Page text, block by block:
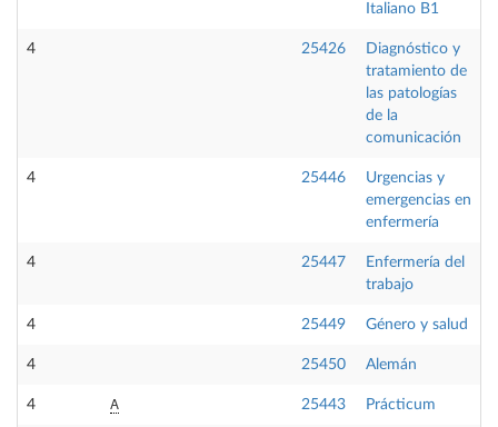
Italiano B1
4 25426
Diagnóstico y
tratamiento de
las patologías
de la
comunicación
4 25446
Urgencias y
emergencias en
enfermería
4 25447
Enfermería del
trabajo
4 25449 Género y salud
4 25450 Alemán
4 A 25443 Prácticum